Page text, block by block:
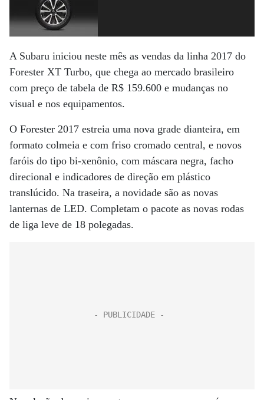
A Subaru iniciou neste mês as vendas da linha 2017 do
Forester XT Turbo, que chega ao mercado brasileiro
com preço de tabela de R$ 159.600 e mudanças no
visual e nos equipamentos.
O Forester 2017 estreia uma nova grade dianteira, em
formato colmeia e com friso cromado central, e novos
faróis do tipo bi-xenônio, com máscara negra, facho
direcional e indicadores de direção em plástico
translúcido. Na traseira, a novidade são as novas
lanternas de LED. Completam o pacote as novas rodas
de liga leve de 18 polegadas.